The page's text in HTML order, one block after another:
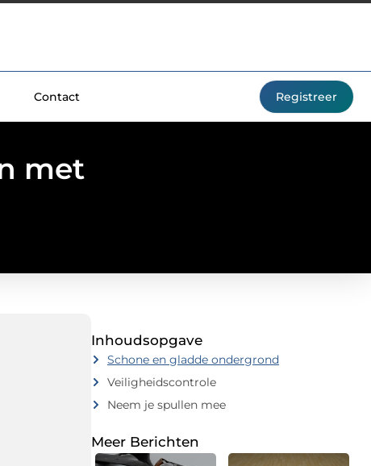
Contact Registreer
met
Inhoudsopgave
Schone en gladde ondergrond
Veiligheidscontrole
Neem je spullen mee
Meer Berichten